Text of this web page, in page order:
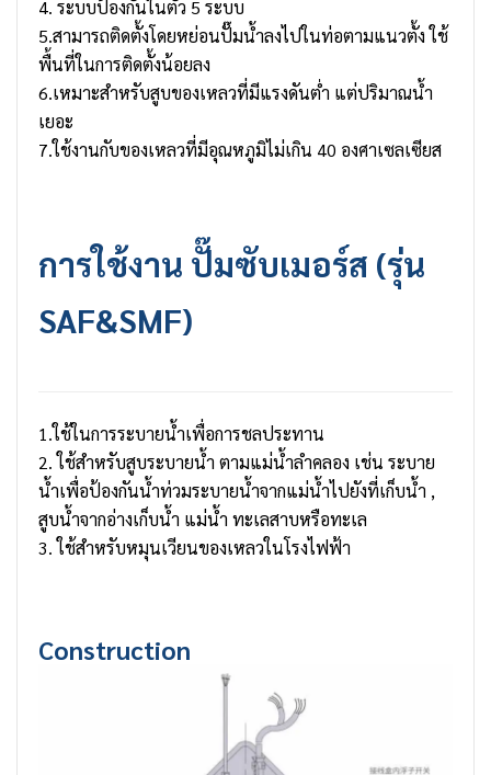
4. ระบบป้องกันในตัว 5 ระบบ
5.สามารถติดตั้งโดยหย่อนปั๊มน้ำลงไปในท่อตามแนวตั้ง ใช้
พื้นที่ในการติดตั้งน้อยลง
6.เหมาะสำหรับสูบของเหลวที่มีแรงดันต่ำ แต่ปริมาณน้ำ
เยอะ
7.ใช้งานกับของเหลวที่มีอุณหภูมิไม่เกิน 40 องศาเซลเซียส
การใช้งาน ปั๊มซับเมอร์ส (รุ่น
SAF&SMF)
1.ใช้ในการระบายน้ำเพื่อการชลประทาน
2. ใช้สำหรับสูบระบายน้ำ ตามแม่น้ำลำคลอง เช่น ระบาย
น้ำเพื่อป้องกันน้ำท่วมระบายน้ำจากแม่น้ำไปยังที่เก็บน้ำ ,
สูบน้ำจากอ่างเก็บน้ำ แม่น้ำ ทะเลสาบหรือทะเล
3. ใช้สำหรับหมุนเวียนของเหลวในโรงไฟฟ้า
Construction